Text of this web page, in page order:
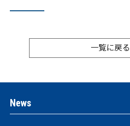
一覧に戻る
News